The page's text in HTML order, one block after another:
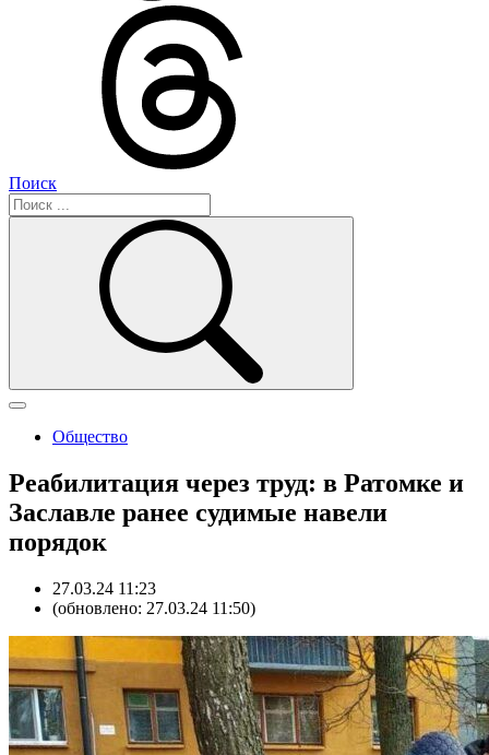
Поиск
Общество
Реабилитация через труд: в Ратомке и
Заславле ранее судимые навели
порядок
27.03.24 11:23
(обновлено: 27.03.24 11:50)